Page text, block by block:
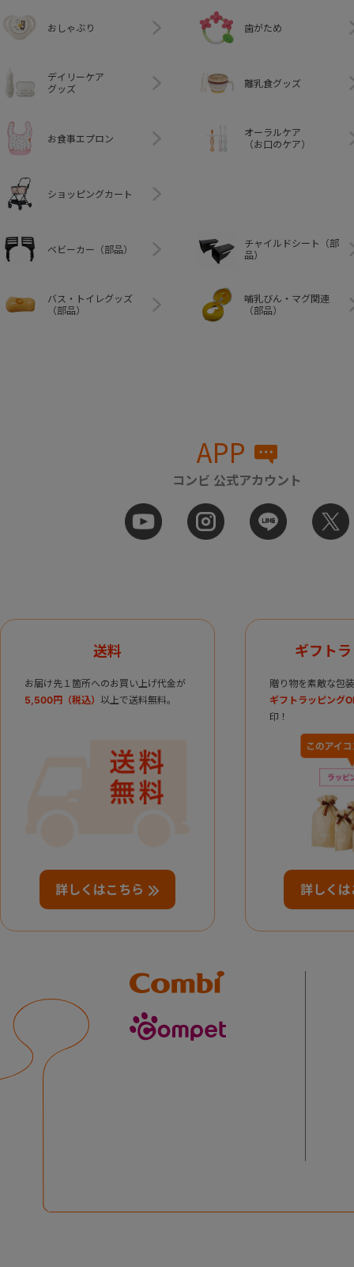
おしゃぶり 歯がため
デイリーケア
グッズ
離乳食グッズ
お食事エプロン
オーラルケア
（お口のケア）
ショッピングカート
ベビーカー（部品）
チャイルドシート（部
品）
バス・トイレグッズ
（部品）
哺乳びん・マグ関連
（部品）
APP
コンビ 公式アカウント
送料
お届け先１箇所へのお買い上げ代金が
5,500円（税込） 以上で送料無料。
詳しくはこちら
ギフト
贈り物を素敵な包
ギフトラッピング
印！
詳しくは
Combi